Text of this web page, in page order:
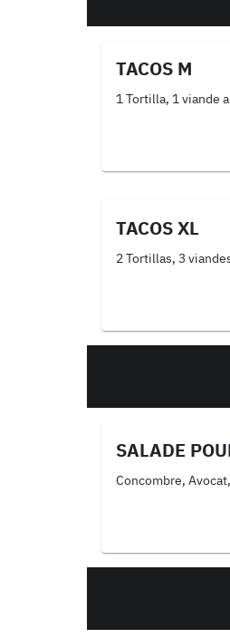
TACOS M
1 Tortilla, 1 viande
TACOS XL
2 Tortillas, 3
SALADE
Concombre,